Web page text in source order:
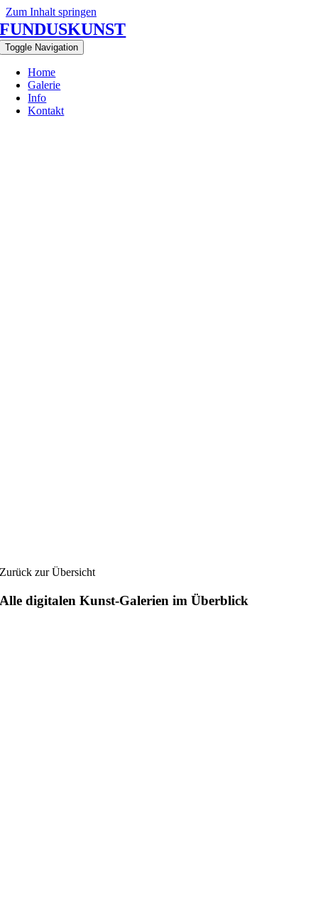
Zum Inhalt springen
FUNDUSKUNST
Toggle Navigation
Home
Galerie
Info
Kontakt
Zurück zur Übersicht
Alle digitalen Kunst-Galerien im Überblick